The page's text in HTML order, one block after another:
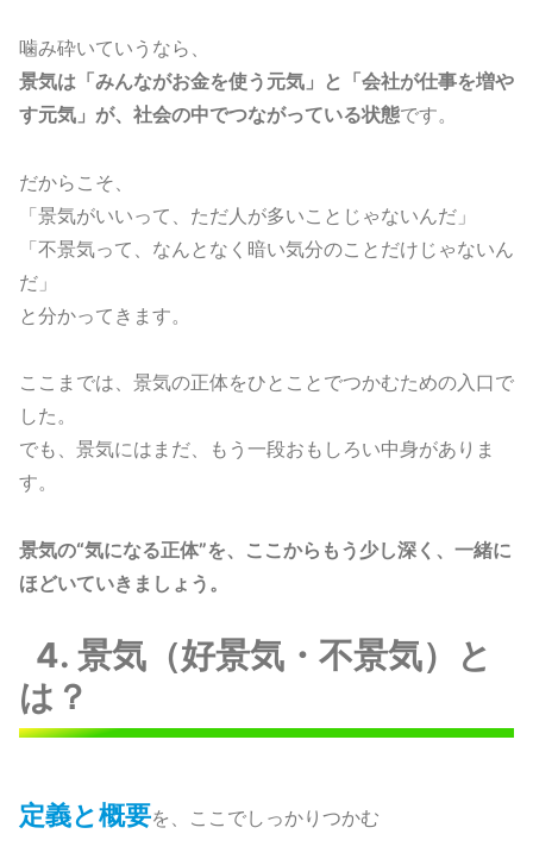
噛み砕いていうなら、
景気は「みんながお金を使う元気」と「会社が仕事を増や
す元気」が、社会の中でつながっている状態です。
だからこそ、
「景気がいいって、ただ人が多いことじゃないんだ」
「不景気って、なんとなく暗い気分のことだけじゃないん
だ」
と分かってきます。
ここまでは、景気の正体をひとことでつかむための入口で
した。
でも、景気にはまだ、もう一段おもしろい中身がありま
す。
景気の“気になる正体”を、ここからもう少し深く、一緒に
ほどいていきましょう。
4. 景気（好景気・不景気）と
は？
定義と概要を、ここでしっかりつかむ